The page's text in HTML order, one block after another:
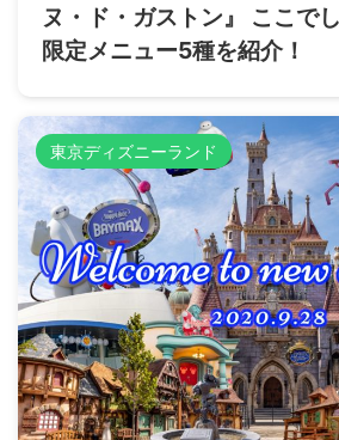
ヌ・ド・ガストン』 ここで
限定メニュー5種を紹介！
東京ディズニーランド